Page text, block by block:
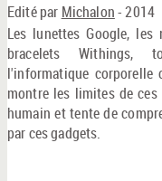
Edité par Michalon- 2014
Les lunettes Google,
bracelets Withings,
l'informatique corporelle
montre les limites de
humain et tente de
par ces gadgets.